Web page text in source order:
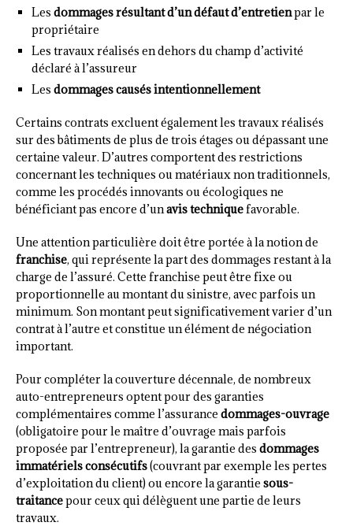
Les dommages résultant d’un défaut d’entretienpar le
propriétaire
Les travaux réalisés en dehors du champ d’activité
déclaré à l’assureur
Les dommages causés intentionnellement
Certains contrats excluent également les travaux réalisés
sur des bâtiments de plus de trois étages ou dépassant une
certaine valeur. D’autres comportent des restrictions
concernant les techniques ou matériaux non traditionnels,
comme les procédés innovants ou écologiques ne
bénéficiant pas encore d’unavis techniquefavorable.
Une attention particulière doit être portée à la notion de
franchise, qui représente la part des dommages restant à la
charge de l’assuré. Cette franchise peut être fixe ou
proportionnelle au montant du sinistre, avec parfois un
minimum. Son montant peut significativement varier d’un
contrat à l’autre et constitue un élément de négociation
important.
Pour compléter la couverture décennale, de nombreux
auto-entrepreneurs optent pour des garanties
complémentaires comme l’assurance dommages-ouvrage
(obligatoire pour le maître d’ouvrage mais parfois
proposée par l’entrepreneur), la garantie des dommages
immatériels consécutifs(couvrant par exemple les pertes
d’exploitation du client) ou encore la garantie sous-
traitancepour ceux qui délèguent une partie de leurs
travaux.